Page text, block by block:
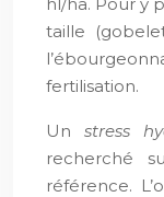
taille
fertilisation.
Unstress
recherché
référence.